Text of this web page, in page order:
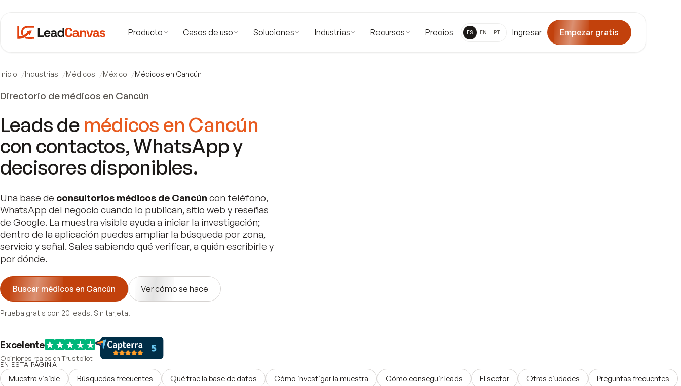
Producto Casos de uso Soluciones Industrias Recursos Precios ES EN PT Ingresar Empezar gratis
Inicio Industrias Médicos México Médicos en Cancún
Directorio de médicos en Cancún
Leads de médicos en Cancún
con contactos, WhatsApp y
decisores disponibles.
Una base de consultorios médicos de Cancún con teléfono,
WhatsApp del negocio cuando lo publican, sitio web y reseñas
de Google. La muestra visible ayuda a iniciar la investigación;
dentro de la aplicación puedes ampliar la búsqueda por zona,
servicio y señal. Sales sabiendo qué verificar, a quién escribirle y
por dónde.
Buscar médicos en Cancún Ver cómo se hace
Prueba gratis con 20 leads. Sin tarjeta.
Excelente
Opiniones reales en Trustpilot
EN ESTA PÁGINA
Muestra visible Búsquedas frecuentes Qué trae la base de datos Cómo investigar la muestra Cómo conseguir leads El sector Otras ciudades Preguntas frecuentes